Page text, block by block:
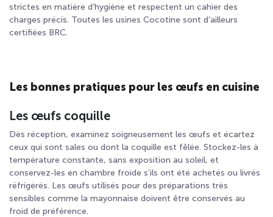
strictes en matière d’hygiène et respectent un cahier des
charges précis. Toutes les usines Cocotine sont d’ailleurs
certifiées BRC.
Les bonnes pratiques pour les œufs en cuisine
Les œufs coquille
Dès réception, examinez soigneusement les œufs et écartez
ceux qui sont sales ou dont la coquille est fêlée. Stockez-les à
température constante, sans exposition au soleil, et
conservez-les en chambre froide s’ils ont été achetés ou livrés
réfrigérés. Les œufs utilisés pour des préparations très
sensibles comme la mayonnaise doivent être conservés au
froid de préférence.